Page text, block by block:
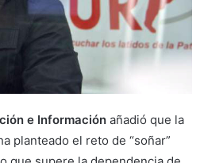
e Información añadió que la
planteado el reto de “soñar”